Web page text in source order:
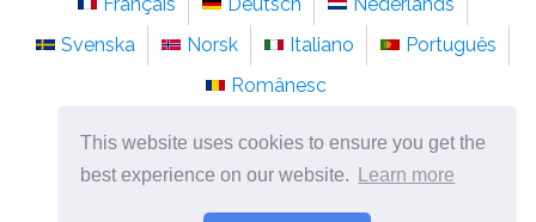
This website uses cookies to ensure you get the
best experience on our website.
Learn more
Svenska
Norsk Italiano
Português
Românesc
©2026pt.sainte-anastasie.org
Psicologia, filosofia e pensamento sobre a vida.